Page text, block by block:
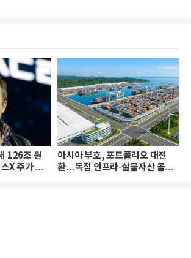
126조 원
X 주가 하
아시아 부호, 포트폴리오 대전
환…독점 인프라·실물자산 몰린